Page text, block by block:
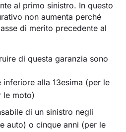
al primo sinistro. In questo
non aumenta perché
di merito precedente al
di questa garanzia sono
inferiore alla 13esima (per le
le moto)
di un sinistro negli
auto) o cinque anni (per le